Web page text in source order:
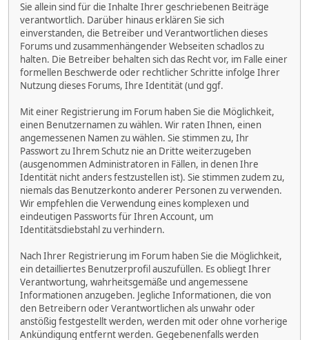
Sie allein sind für die Inhalte Ihrer geschriebenen Beiträge
verantwortlich. Darüber hinaus erklären Sie sich
einverstanden, die Betreiber und Verantwortlichen dieses
Forums und zusammenhängender Webseiten schadlos zu
halten. Die Betreiber behalten sich das Recht vor, im Falle einer
formellen Beschwerde oder rechtlicher Schritte infolge Ihrer
Nutzung dieses Forums, Ihre Identität (und ggf.
Mit einer Registrierung im Forum haben Sie die Möglichkeit,
einen Benutzernamen zu wählen. Wir raten Ihnen, einen
angemessenen Namen zu wählen. Sie stimmen zu, Ihr
Passwort zu Ihrem Schutz nie an Dritte weiterzugeben
(ausgenommen Administratoren in Fällen, in denen Ihre
Identität nicht anders festzustellen ist). Sie stimmen zudem zu,
niemals das Benutzerkonto anderer Personen zu verwenden.
Wir empfehlen die Verwendung eines komplexen und
eindeutigen Passworts für Ihren Account, um
Identitätsdiebstahl zu verhindern.
Nach Ihrer Registrierung im Forum haben Sie die Möglichkeit,
ein detailliertes Benutzerprofil auszufüllen. Es obliegt Ihrer
Verantwortung, wahrheitsgemäße und angemessene
Informationen anzugeben. Jegliche Informationen, die von
den Betreibern oder Verantwortlichen als unwahr oder
anstößig festgestellt werden, werden mit oder ohne vorherige
Ankündigung entfernt werden. Gegebenenfalls werden